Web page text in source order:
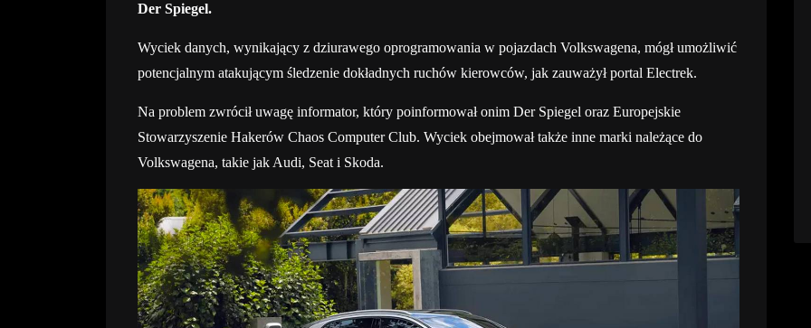
Der Spiegel.
Wyciek danych, wynikający z dziurawego oprogramowania w pojazdach Volkswagena, mógł umożliwić
potencjalnym atakującym śledzenie dokładnych ruchów kierowców, jak zauważył portal Electrek.
Na problem zwrócił uwagę informator, który poinformował onim Der Spiegel oraz Europejskie
Stowarzyszenie Hakerów Chaos Computer Club. Wyciek obejmował także inne marki należące do
Volkswagena, takie jak Audi, Seat i Skoda.